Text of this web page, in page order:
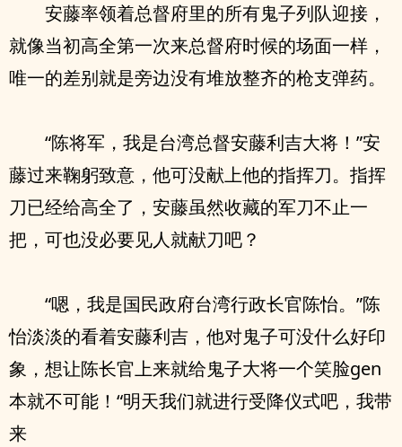
安藤率领着总督府里的所有鬼子列队迎接，
就像当初高全第一次来总督府时候的场面一样，
唯一的差别就是旁边没有堆放整齐的枪支弹药。
“陈将军，我是台湾总督安藤利吉大将！”安
藤过来鞠躬致意，他可没献上他的指挥刀。指挥
刀已经给高全了，安藤虽然收藏的军刀不止一
把，可也没必要见人就献刀吧？
“嗯，我是国民政府台湾行政长官陈怡。”陈
怡淡淡的看着安藤利吉，他对鬼子可没什么好印
象，想让陈长官上来就给鬼子大将一个笑脸gen
本就不可能！“明天我们就进行受降仪式吧，我带
来